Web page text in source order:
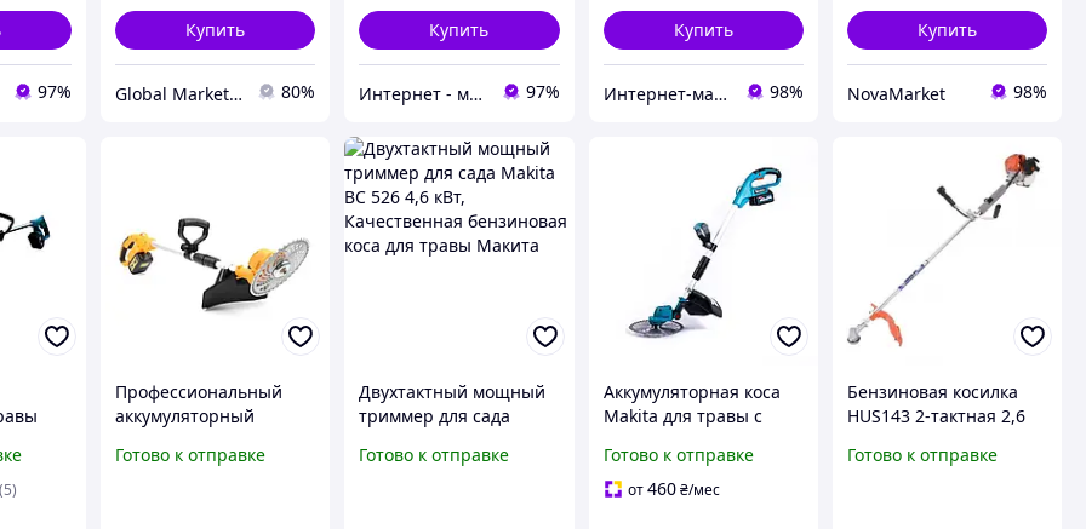
97%
Купить
Global Market UA 80%
Купить
Интернет - магазин МАНДАРИНКА 97%
Купить
Интернет-магазин "Crazy Panda" 98%
Купить
NovaMarket 98%
36в
(5)
Профессиональный
аккумуляторный
DCMST156N 48V 9Ah
Готово к отправке
Двухтактный мощный
триммер для сада
Качественная
Готово к отправке
Аккумуляторная коса
Makita для травы с
двигателем и
телескопической
Готово к отправке
от460 ₴/мес
Бензиновая косилка
HUS143 2-тактная 2,6
косилка для травы 2-
Готово к отправке